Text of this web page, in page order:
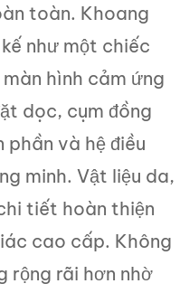
toàn. Khoang
như một chiếc
hình cảm ứng
dọc, cụm đồng
và hệ điều
minh. Vật liệu da,
tiết hoàn thiện
cao cấp. Không
rộng rãi hơn nhờ